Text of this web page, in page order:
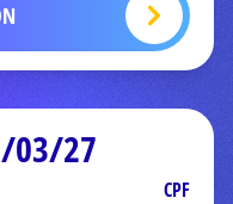
03/27
CPF